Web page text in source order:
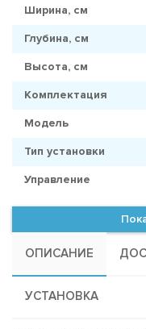
Ширина, см
Глубина, см
Высота, см
Комплектация
Модель
Тип установки
Управление
ОПИСАНИЕ
УСТАНОВКА